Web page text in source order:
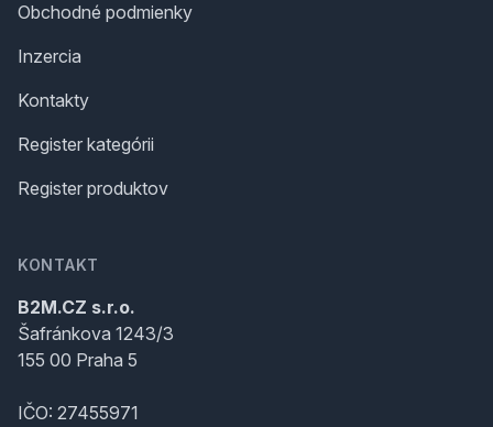
Obchodné podmienky
Inzercia
Kontakty
Register kategórii
Register produktov
KONTAKT
B2M.CZ s.r.o.
Šafránkova 1243/3
155 00 Praha 5
IČO: 27455971